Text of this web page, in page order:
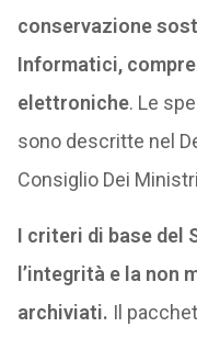
conservazione
Informatici,
elettroniche. Le
sono descritte nel
Consiglio Dei
I criteri di base del
l’integrità e la non
archiviati. Il